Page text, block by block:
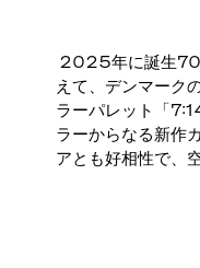
2025年に誕生70
えて、デンマーク
ラーパレット「
ラーからなる新作
アとも好相性で、